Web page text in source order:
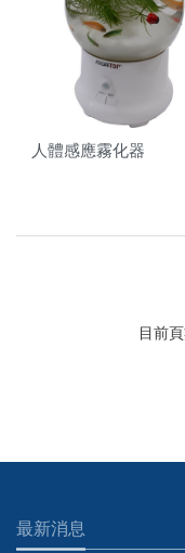
人體感應霧化器
目前
最新消息